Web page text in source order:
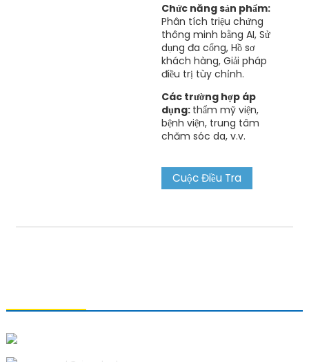
Chức năng sản phẩm:
Phân tích triệu chứng
thông minh bằng AI, Sử
dụng đa cổng, Hồ sơ
khách hàng, Giải pháp
điều trị tùy chỉnh.
Các trường hợp áp
dụng: thẩm mỹ viện,
bệnh viện, trung tâm
chăm sóc da, v.v.
Cuộc Điều Tra